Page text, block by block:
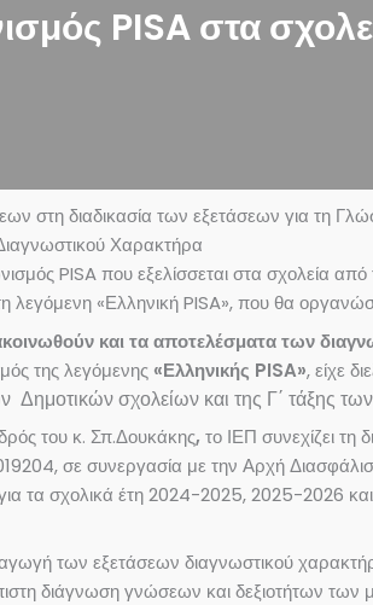
PISA στα
στη διαδικασία των εξετάσεων για τη
Χαρακτήρα
PISA που εξελίσσεται στα σχολεία από
λεγόμενη «Ελληνική PISA», που θα
και τα αποτελέσματα των
της λεγόμενης «Ελληνικής PISA», είχε
Δημοτικών σχολείων και της Γ΄ τάξης
του κ. Σπ.Δουκάκης, το ΙΕΠ συνεχίζει τη
σε συνεργασία με την Αρχή
τα σχολικά έτη 2024-2025, 2025-2026
των εξετάσεων διαγνωστικού
διάγνωση γνώσεων και δεξιοτήτων